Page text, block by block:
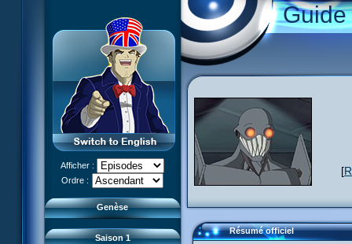
Afficher :
Ordre :
Genèse
Le réveil de XANA (Partie 1)
Le réveil de XANA (Partie 2)
Saison 1
[
Résumé officiel